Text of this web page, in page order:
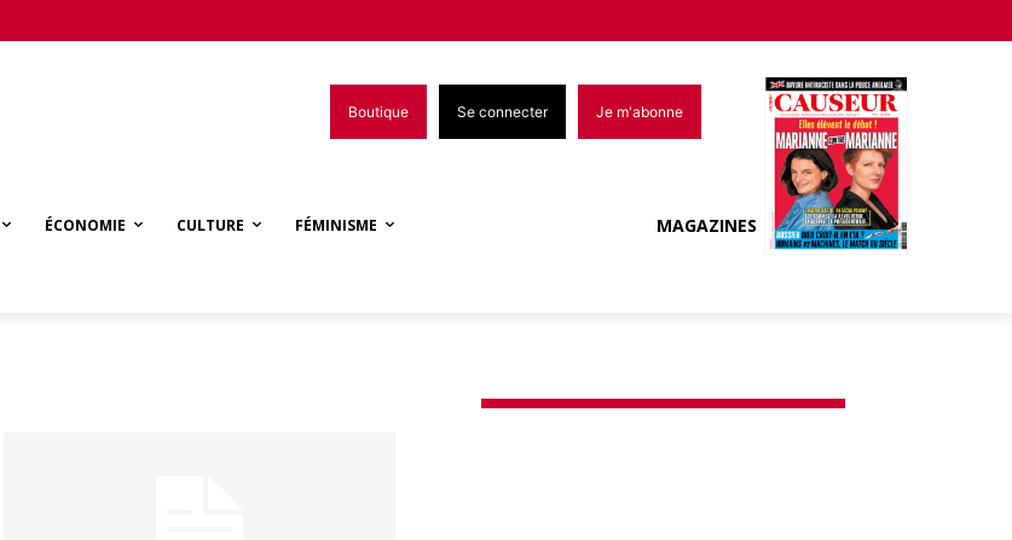
Boutique Se connecter Je m'abonne
ÉCONOMIE CULTURE FÉMINISME MAGAZINES